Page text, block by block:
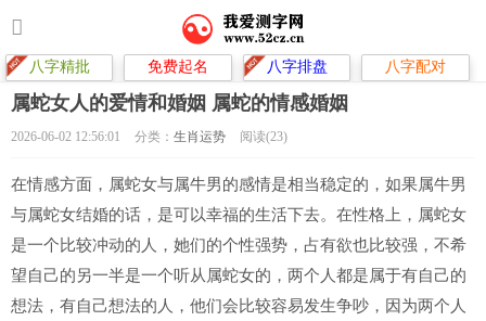
八字精批 免费起名 八字排盘 八字配对
属蛇女人的爱情和婚姻 属蛇的情感婚姻
2026-06-02 12:56:01 分类： 生肖运势 阅读(23)
在情感方面，属蛇女与属牛男的感情是相当稳定的，如果属牛男
与属蛇女结婚的话，是可以幸福的生活下去。在性格上，属蛇女
是一个比较冲动的人，她们的个性强势，占有欲也比较强，不希
望自己的另一半是一个听从属蛇女的，两个人都是属于有自己的
想法，有自己想法的人，他们会比较容易发生争吵，因为两个人